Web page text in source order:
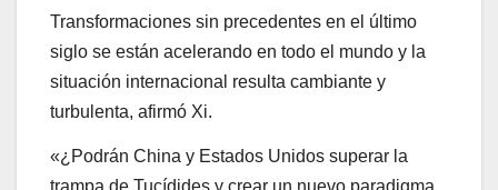
Transformaciones sin precedentes en el último
siglo se están acelerando en todo el mundo y la
situación internacional resulta cambiante y
turbulenta, afirmó Xi.
«¿Podrán China y Estados Unidos superar la
trampa de Tucídides y crear un nuevo paradigma